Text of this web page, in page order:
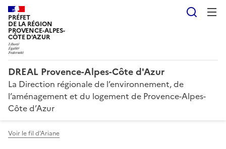
PRÉFET
DE LA RÉGION
PROVENCE-ALPES-
CÔTE D'AZUR
DREAL Provence-Alpes-Côte d'Azur
La Direction régionale de l’environnement, de
l’aménagement et du logement de Provence-Alpes-
Côte d’Azur
Voir le fil d'Ariane